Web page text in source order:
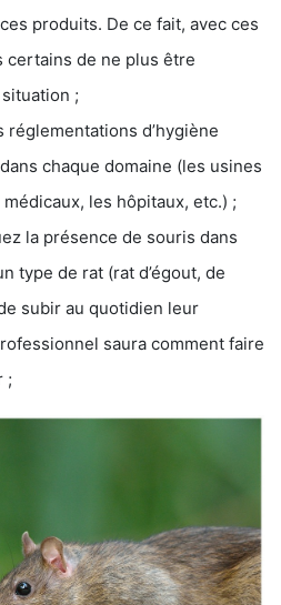
produits. De ce fait, avec ces
certains de ne plus être
;
d’hygiène
chaque domaine (les usines
les hôpitaux, etc.) ;
la présence de souris dans
type de rat (rat d’égout, de
subir au quotidien leur
saura comment faire
;